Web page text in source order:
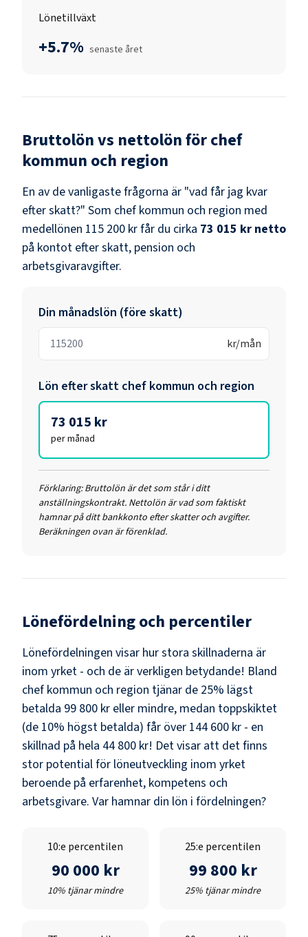
Lönetillväxt
+5.7% senaste året
Bruttolön vs nettolön förchef
kommun och region
En av de vanligaste frågorna är "vad får jag kvar
efter skatt?" Som chef kommun och region med
medellönen 115 200 krfår du cirka 73 015 kr netto
på kontot efter skatt, pension och
arbetsgivaravgifter.
Din månadslön (före skatt)
kr/mån
Lön efter skatt chef kommun och region
73 015 kr
per månad
Förklaring: Bruttolön är det som står i ditt
anställningskontrakt. Nettolön är vad som faktiskt
hamnar på ditt bankkonto efter skatter och avgifter.
Beräkningen ovan är förenklad.
Lönefördelning och percentiler
Lönefördelningen visar hur stora skillnaderna är
inom yrket - och de är verkligen betydande! Bland
chef kommun och region tjänar de 25% lägst
betalda 99 800 kr eller mindre, medan toppskiktet
(de 10% högst betalda) får över 144 600 kr - en
skillnad på hela 44 800 kr! Det visar att det finns
stor potential för löneutveckling inom yrket
beroende på erfarenhet, kompetens och
arbetsgivare. Var hamnar din lön i fördelningen?
10:e percentilen
90 000 kr
10% tjänar mindre
25:e percentilen
99 800 kr
25% tjänar mindre